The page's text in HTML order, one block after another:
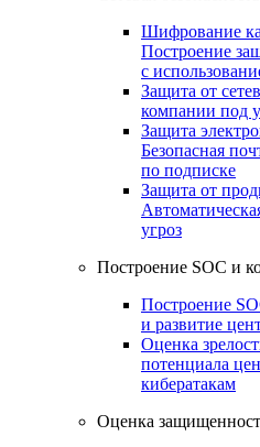
Шифрование
Построение
с
Защита от
компании под
Защита
Безопасная
по подписке
Защита от
угроз
Построение SOC и
Построение
и развитие
Оценка
потенциала
кибератакам
Оценка